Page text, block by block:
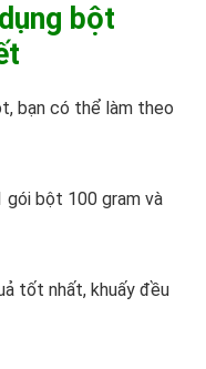
bột
bạn có thể làm theo
gói bột 100 gram và
tốt nhất, khuấy đều